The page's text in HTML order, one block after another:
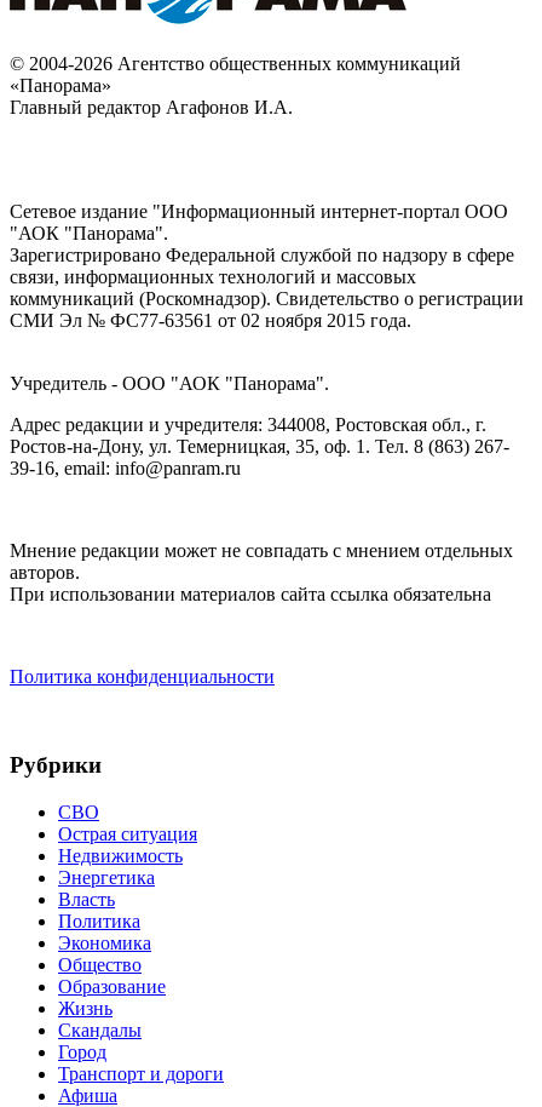
© 2004-2026 Агентство общественных коммуникаций
«Панорама»
Главный редактор Агафонов И.А.
Сетевое издание "Информационный интернет-портал ООО
"АОК "Панорама".
Зарегистрировано Федеральной службой по надзору в сфере
связи, информационных технологий и массовых
коммуникаций (Роскомнадзор). Cвидетельство о регистрации
СМИ Эл № ФС77-63561 от 02 ноября 2015 года.
Учредитель - ООО "АОК "Панорама".
Адрес редакции и учредителя: 344008, Ростовская обл., г.
Ростов-на-Дону, ул. Темерницкая, 35, оф. 1. Тел. 8 (863) 267-
39-16, email: info@panram.ru
Мнение редакции может не совпадать с мнением отдельных
авторов.
При использовании материалов сайта ссылка обязательна
Политика конфиденциальности
Рубрики
СВО
Острая ситуация
Недвижимость
Энергетика
Власть
Политика
Экономика
Общество
Образование
Жизнь
Скандалы
Город
Транспорт и дороги
Афиша